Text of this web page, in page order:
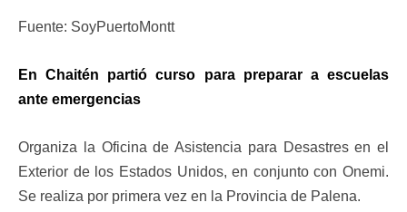
Fuente: SoyPuertoMontt
En Chaitén partió curso para preparar a escuelas
ante emergencias
Organiza la Oficina de Asistencia para Desastres en el
Exterior de los Estados Unidos, en conjunto con Onemi.
Se realiza por primera vez en la Provincia de Palena.